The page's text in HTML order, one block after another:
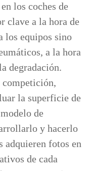
los coches de
clave a la hora de
los equipos sino
a la hora
degradación.
competición,
la superficie de
de
y hacerlo
adquieren fotos en
de cada